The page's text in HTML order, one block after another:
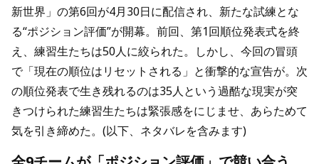
新世界」の第6回が4月30日に配信され、新たな試練とな
る“ポジション評価”が開幕。前回、第1回順位発表式を終
え、練習生たちは50人に絞られた。しかし、今回の冒頭
で「現在の順位はリセットされる」と衝撃的な宣告が。次
の順位発表で生き残れるのは35人という過酷な現実が突
きつけられた練習生たちは緊張感をにじませ、あらためて
気を引き締めた。(以下、ネタバレを含みます)